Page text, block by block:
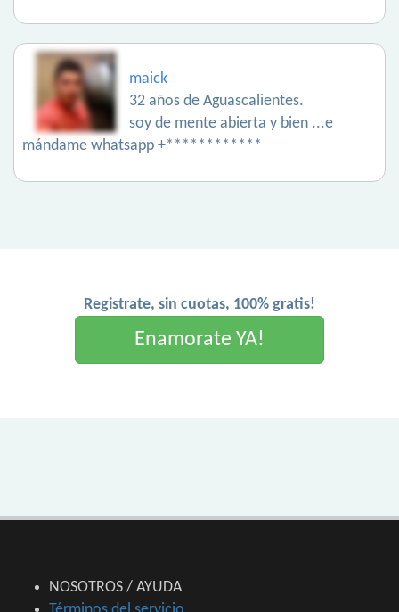
maick
32 años de Aguascalientes.
soy de mente abierta y bien ...e
mándame whatsapp +************
Registrate, sin cuotas, 100% gratis!
Enamorate YA!
NOSOTROS / AYUDA